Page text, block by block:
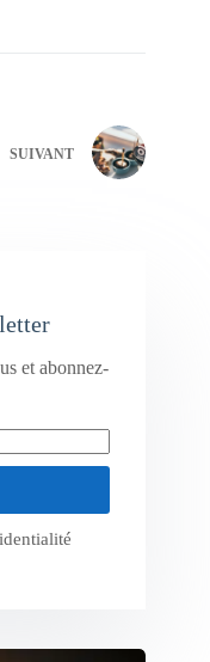
SUIVANT
et abonnez-